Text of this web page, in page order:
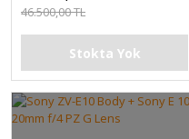
46.500,00 TL
Stokta Yok